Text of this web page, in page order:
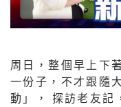
周日，整個早上下
一份子，不才跟隨
動」， 探訪老友記